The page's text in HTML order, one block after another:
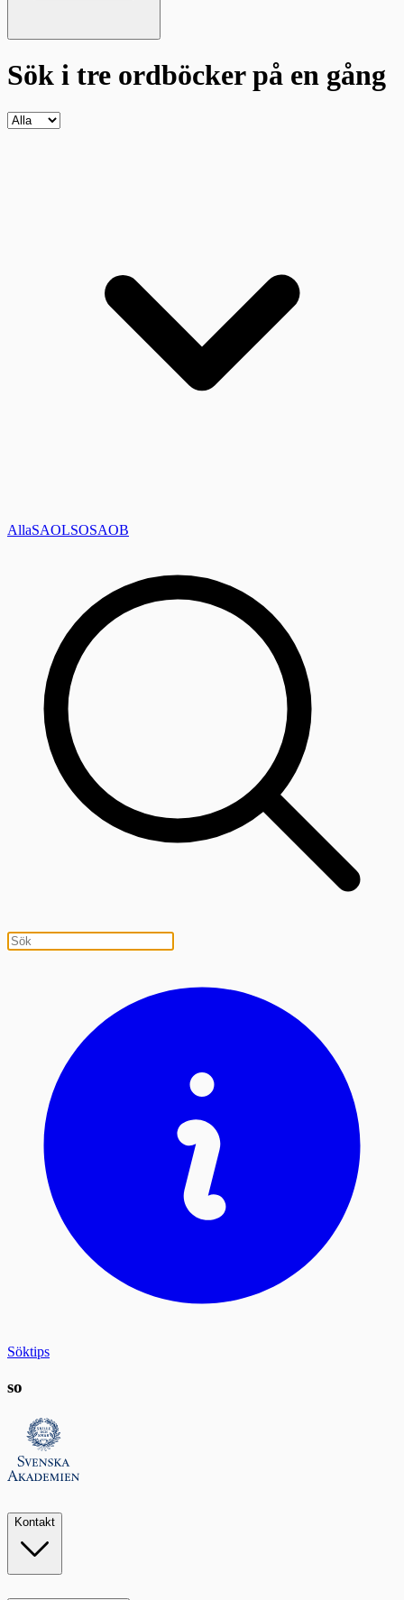
Sök i tre ordböckerpå en gång
AllaSAOLSOSAOB
Söktips
so
Kontakt